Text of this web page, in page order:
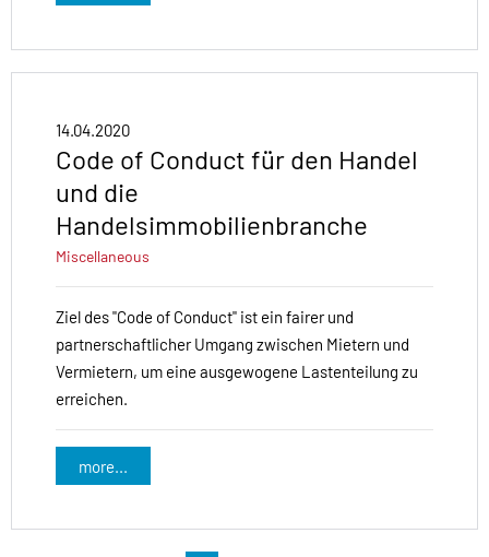
14.04.2020
Code of Conduct für den Handel
und die
Handelsimmobilienbranche
Miscellaneous
Ziel des "Code of Conduct" ist ein fairer und
partnerschaftlicher Umgang zwischen Mietern und
Vermietern, um eine ausgewogene Lastenteilung zu
erreichen.
more...